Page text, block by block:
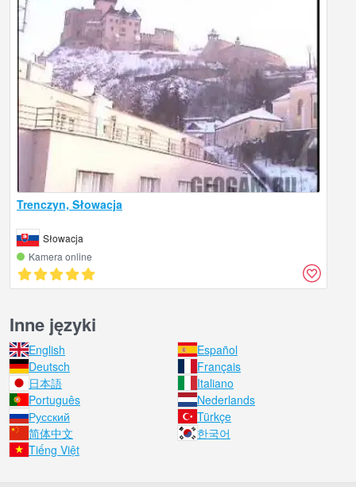
Trenczyn, Słowacja
Słowacja
Kamera online
Inne języki
English
Español
Deutsch
Français
日本語
Italiano
Português
Nederlands
Русский
Türkçe
简体中文
한국어
Tiếng Việt